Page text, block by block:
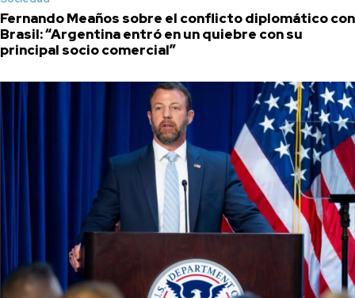
Fernando Meaños sobre el conflicto diplomático con
Brasil: “Argentina entró en un quiebre con su
principal socio comercial”